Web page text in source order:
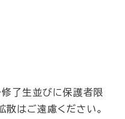
修了生並びに保護者限
散はご遠慮ください。